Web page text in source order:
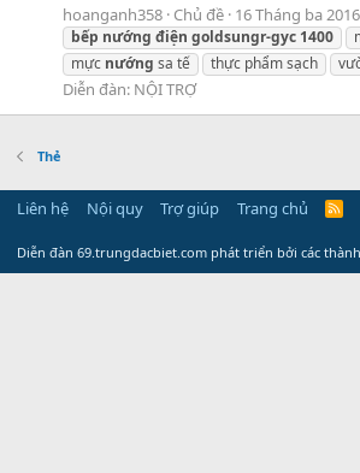
hoanganh358 Chủ đề 16 Tháng ba 2016
bếp nướng điện goldsungr-gyc 1400
mực nướng sa tế thực phẩm sạch
Diễn đàn: NỘI TRỢ
Thẻ
Liên hệ Nội quy Trợ giúp Trang chủ
R
S
Diễn đàn 69.trungdacbiet.com phát triển bởi các